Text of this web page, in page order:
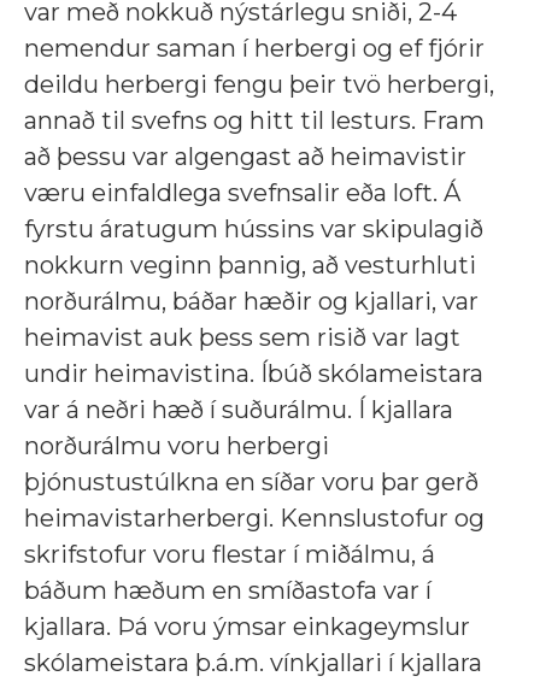
var með nokkuð nýstárlegu sniði, 2-4
nemendur saman í herbergi og ef fjórir
deildu herbergi fengu þeir tvö herbergi,
annað til svefns og hitt til lesturs. Fram
að þessu var algengast að heimavistir
væru einfaldlega svefnsalir eða loft. Á
fyrstu áratugum hússins var skipulagið
nokkurn veginn þannig, að vesturhluti
norðurálmu, báðar hæðir og kjallari, var
heimavist auk þess sem risið var lagt
undir heimavistina. Íbúð skólameistara
var á neðri hæð í suðurálmu. Í kjallara
norðurálmu voru herbergi
þjónustustúlkna en síðar voru þar gerð
heimavistarherbergi. Kennslustofur og
skrifstofur voru flestar í miðálmu, á
báðum hæðum en smíðastofa var í
kjallara. Þá voru ýmsar einkageymslur
skólameistara þ.á.m. vínkjallari í kjallara